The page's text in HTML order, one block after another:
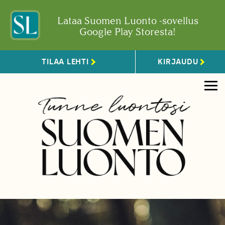
Lataa Suomen Luonto -sovellus
Google Play Storesta!
TILAA LEHTI KIRJAUDU